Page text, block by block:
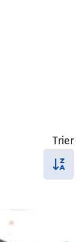
Trier